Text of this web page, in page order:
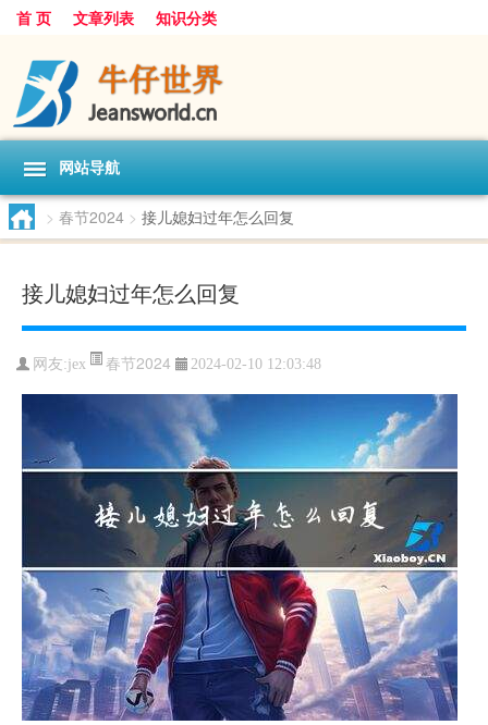
首 页 文章列表 知识分类
网站导航
> 春节2024 > 接儿媳妇过年怎么回复
接儿媳妇过年怎么回复
网友:jex 春节2024 2024-02-10 12:03:48